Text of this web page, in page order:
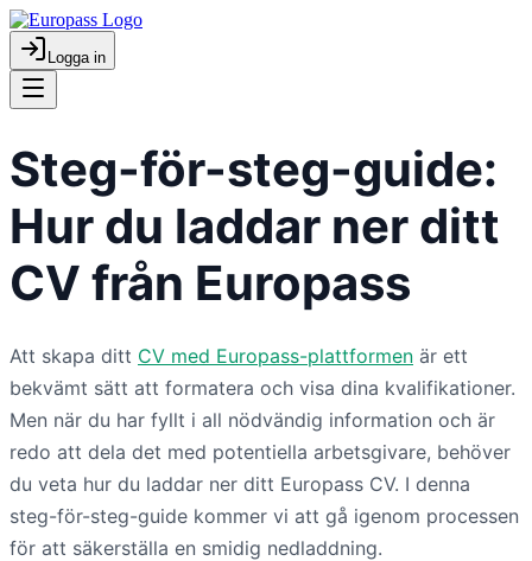
Logga in
Steg-för-steg-guide:
Hur du laddar ner ditt
CV från Europass
Att skapa ditt CV med Europass-plattformen är ett
bekvämt sätt att formatera och visa dina kvalifikationer.
Men när du har fyllt i all nödvändig information och är
redo att dela det med potentiella arbetsgivare, behöver
du veta hur du laddar ner ditt Europass CV. I denna
steg-för-steg-guide kommer vi att gå igenom processen
för att säkerställa en smidig nedladdning.